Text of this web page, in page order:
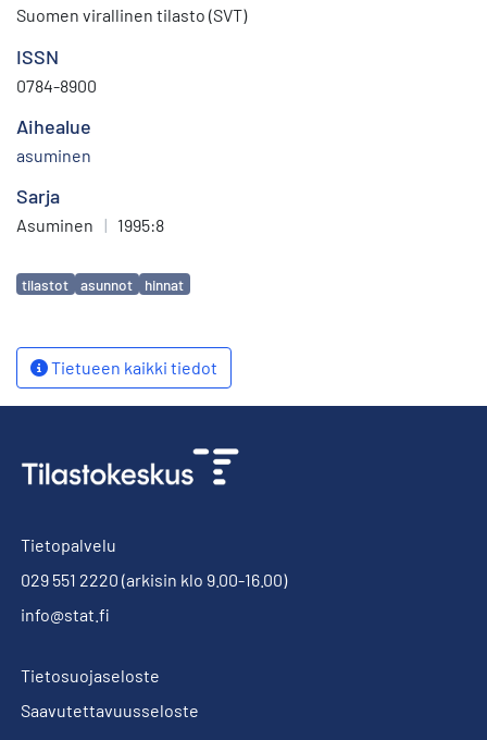
Suomen virallinen tilasto (SVT)
ISSN
0784-8900
Aihealue
asuminen
Sarja
Asuminen | 1995:8
Avainsanat
tilastot asunnot hinnat
Tietueen kaikki tiedot
Tietopalvelu
029 551 2220 (arkisin klo 9.00-16.00)
info@stat.fi
Tietosuojaseloste
Saavutettavuusseloste